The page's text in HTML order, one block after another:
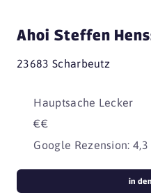
Ahoi Steffen
23683 Scharbeutz
Hauptsache Lecker
€€
Google Rezension: 4,3
in